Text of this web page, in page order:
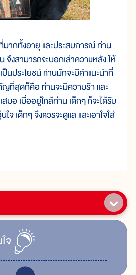
จ
ทั้งอายุ และประสบการณ์ ท่าน
จึงสามารถจะบอกเล่าความหลัง ให้
นประโยชน์ ท่านมักจะมีคำแนะนำที่
ญที่สุดก็คือ ท่านจะมีความรัก และ
มอ เมื่ออยู่ใกล้ท่าน เด็กๆ ก็จะได้รับ
จ เด็กๆ จึงควรจะดูแล และเอาใจใส่